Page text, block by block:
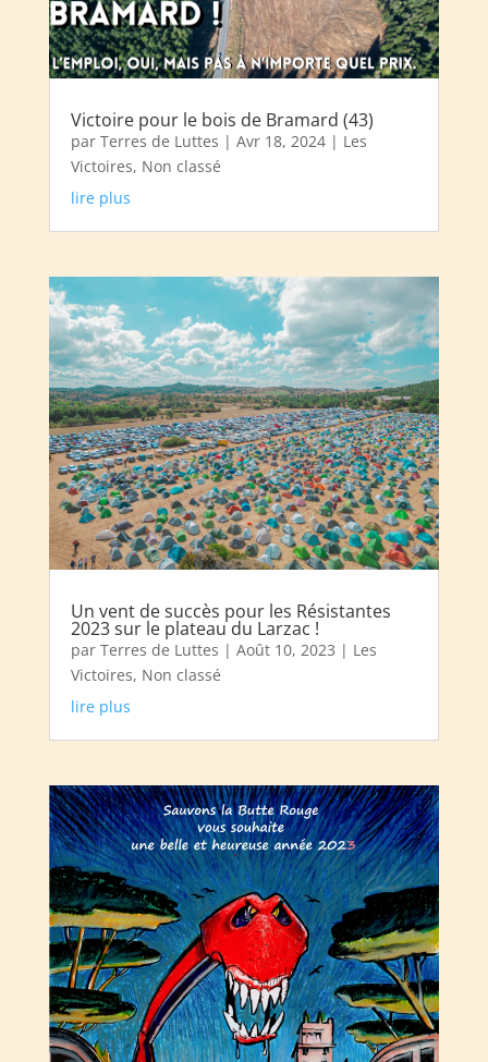
Victoire pour le bois de Bramard (43)
par Terres de Luttes | Avr 18, 2024| Les
Victoires, Non classé
lire plus
Un vent de succès pour les Résistantes
2023 sur le plateau du Larzac !
par Terres de Luttes | Août 10, 2023 | Les
Victoires, Non classé
lire plus